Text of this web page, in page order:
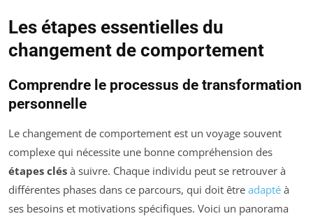
Les étapes essentielles du
changement de comportement
Comprendre le processus de transformation
personnelle
Le changement de comportement est un voyage souvent
complexe qui nécessite une bonne compréhension des
étapes clés à suivre. Chaque individu peut se retrouver à
différentes phases dans ce parcours, qui doit être adapté à
ses besoins et motivations spécifiques. Voici un panorama